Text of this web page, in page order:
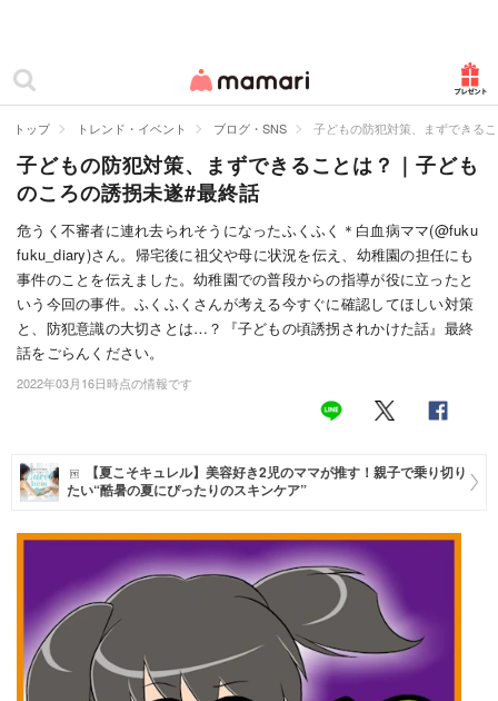
ママリ
カテゴリー一覧
妊娠
出産
赤ちゃん・育児
子育て・家族
病院
美容・ファッション
住まい
マネー
トレンド・イベント
トップ トレンド・イベント ブログ・SNS 子どもの防犯対策、まずできる
子どもの防犯対策、まずできることは？｜子ども
のころの誘拐未遂#最終話
危うく不審者に連れ去られそうになったふくふく＊白血病ママ(@fuku
fuku_diary)さん。帰宅後に祖父や母に状況を伝え、幼稚園の担任にも
事件のことを伝えました。幼稚園での普段からの指導が役に立ったと
いう今回の事件。ふくふくさんが考える今すぐに確認してほしい対策
と、防犯意識の大切さとは…？『子どもの頃誘拐されかけた話』最終
話をごらんください。
2022年03月16日時点の情報です
【夏こそキュレル】美容好き2児のママが推す！親子で乗り切り
たい“酷暑の夏にぴったりのスキンケア”